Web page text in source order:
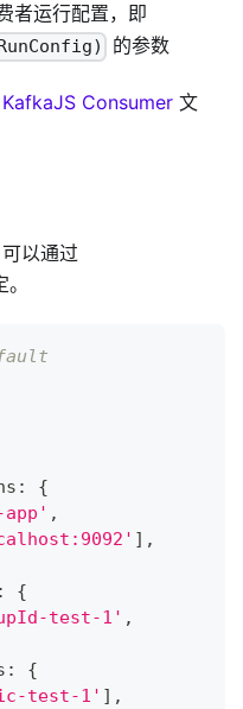
者运行配置，即
的参数
KafkaJS Consumer 文
以通过
:
{
app' ,
] ,
:
{
test-1' ,
:
{
test-1' ] ,